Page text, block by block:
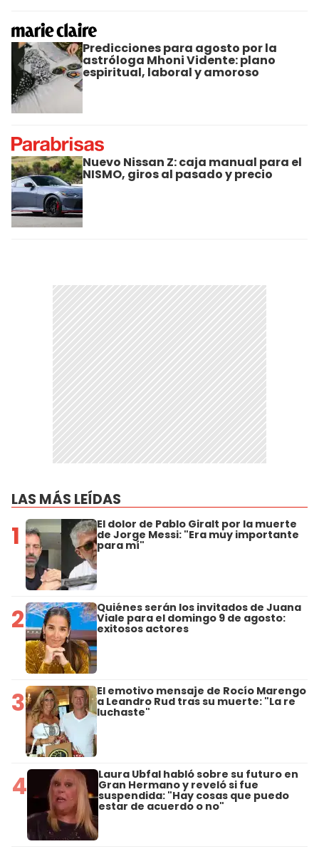
Predicciones para agosto por la
astróloga Mhoni Vidente: plano
espiritual, laboral y amoroso
Nuevo Nissan Z: caja manual para el
NISMO, giros al pasado y precio
LAS MÁS LEÍDAS
1 El dolor de Pablo Giralt por la muerte
de Jorge Messi: "Era muy importante
para mí"
2 Quiénes serán los invitados de Juana
Viale para el domingo 9 de agosto:
exitosos actores
3 El emotivo mensaje de Rocío Marengo
a Leandro Rud tras su muerte: "La re
luchaste"
4 Laura Ubfal habló sobre su futuro en
Gran Hermano y reveló si fue
suspendida: "Hay cosas que puedo
estar de acuerdo o no"